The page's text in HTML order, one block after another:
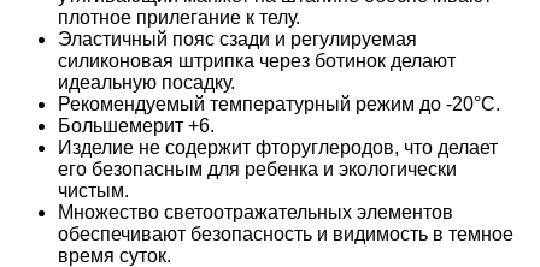
плотное прилегание к телу.
Эластичный пояс сзади и регулируемая
силиконовая штрипка через ботинок делают
идеальную посадку.
Рекомендуемый температурный режим до -20°C.
Большемерит +6.
Изделие не содержит фторуглеродов, что делает
его безопасным для ребенка и экологически
чистым.
Множество светоотражательных элементов
обеспечивают безопасность и видимость в темное
время суток.